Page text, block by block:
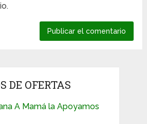
DE OFERTAS
A Mamá la Apoyamos